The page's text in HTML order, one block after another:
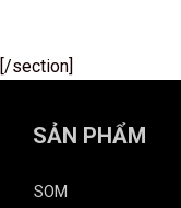
[/section]
SẢN PHẨM
SOM